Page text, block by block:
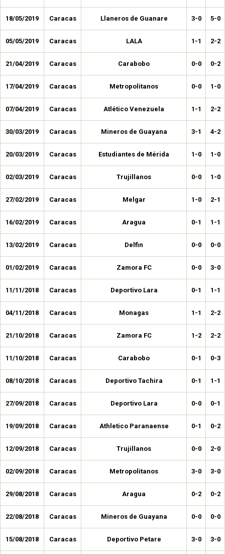
18/05/2019 Caracas Llaneros de Guanare 3-0 5-0
05/05/2019 Caracas LALA 1-1 2-2
21/04/2019 Caracas Carabobo 0-0 0-2
17/04/2019 Caracas Metropolitanos 0-0 1-0
07/04/2019 Caracas Atlético Venezuela 1-1 2-2
30/03/2019 Caracas Mineros de Guayana 3-1 4-2
20/03/2019 Caracas Estudiantes de Mérida 1-0 1-0
02/03/2019 Caracas Trujillanos 0-0 1-0
27/02/2019 Caracas Melgar 1-0 2-1
16/02/2019 Caracas Aragua 0-1 1-1
13/02/2019 Caracas Delfin 0-0 0-0
01/02/2019 Caracas Zamora FC 0-0 3-0
11/11/2018 Caracas Deportivo Lara 0-1 1-1
04/11/2018 Caracas Monagas 1-1 2-2
21/10/2018 Caracas Zamora FC 1-2 2-2
11/10/2018 Caracas Carabobo 0-1 0-3
08/10/2018 Caracas Deportivo Tachira 0-1 1-1
27/09/2018 Caracas Deportivo Lara 0-0 0-1
19/09/2018 Caracas Athletico Paranaense 0-1 0-2
12/09/2018 Caracas Trujillanos 0-0 2-0
02/09/2018 Caracas Metropolitanos 3-0 3-0
29/08/2018 Caracas Aragua 0-2 0-2
22/08/2018 Caracas Mineros de Guayana 0-0 0-0
15/08/2018 Caracas Deportivo Petare 3-0 3-0